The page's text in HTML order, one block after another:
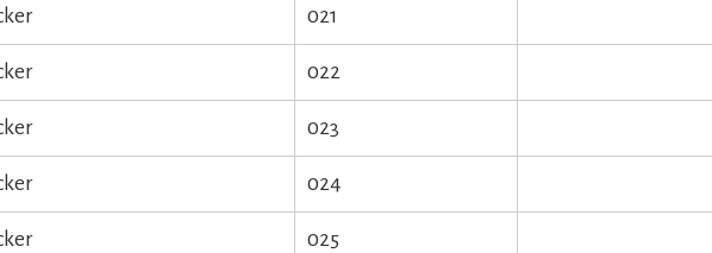
021
022
023
024
025